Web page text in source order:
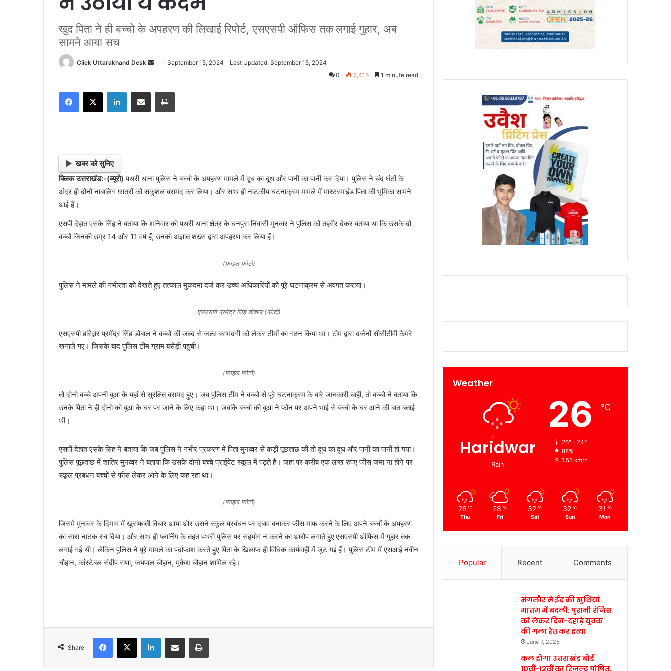
खुद पिता ने ही बच्चो के अपहरण की लिखाई रिपोर्ट, एसएसपी ऑफिस तक लगाई गुहार, अब
सामने आया सच
Click Uttarakhand Desk
a
September 15, 2024
Last Updated: September 15, 2024
0
2,415 1 minute read
खबर को सुनिए
क्लिक उत्तराखंड:-(ब्यूरो) पथरी थाना पुलिस ने बच्चो के अपहरण मामले में दूध का दूध और पानी का पानी कर दिया। पुलिस ने चंद घंटों के
अंदर ही दोनो नाबालिग छात्रों को सकुशल बरामद कर लिया। और साथ ही नाटकीय घटनाक्रम मामले में मास्टरमाइंड पिता की भूमिका सामने
आई हैं।
एसपी देहात एसके सिंह ने बताया कि शनिवार को पथरी थाना क्षेत्र के धनपुरा निवासी मुनव्वर ने पुलिस को तहरीर देकर बताया था कि उसके दो
बच्चो जिनकी उम्र 14 और 11 वर्ष हैं, उनको अज्ञात शख्स द्वारा अपहरण कर लिया हैं।
(फाइल फोटो)
पुलिस ने मामले की गंभीरता को देखते हुए तत्काल मुकदमा दर्ज कर उच्च अधिकारियों को पूरे घटनाक्रम से अवगत कराया।
एसएसपी प्रमेंद्र सिंह डोबाल:(फोटो)
एसएसपी हरिद्वार प्रमेंद्र सिंह डोबाल ने बच्चो की जल्द से जल्द बरामदगी को लेकर टीमों का गठन किया था। टीम द्वारा दर्जनों सीसीटीवी कैमरे
खंगाले गए। जिसके बाद पुलिस टीम ग्राम बसेड़ी पहुंची।
(फाइल फोटो)
तो दोनो बच्चे अपनी बुआ के यहां से सुरक्षित बरामद हुए। जब पुलिस टीम ने बच्चो से पूरे घटनाक्रम के बारे जानकारी चाही, तो बच्चो ने बताया कि
उनके पिता ने ही दोनो को बुआ के घर पर जाने के लिए कहा था। जबकि बच्चो की बुआ ने फोन पर अपने भाई से बच्चो के घर आने की बात बताई
थी।
एसपी देहात एसके सिंह ने बताया कि जब पुलिस ने गंभीर प्रकरण में पिता मुनव्वर से कड़ी पूछताछ की तो दूध का दूध और पानी का पानी हो गया।
पुलिस पूछताछ में शातिर मुनव्वर ने बताया कि उसके दोनो बच्चे प्राईवेट स्कूल में पढ़ते हैं। जहां पर करीब एक लाख रुपए फीस जमा ना होने पर
स्कूल प्रबंधन बच्चो से फीस लेकर आने के लिए कह रहा था।
(फाइल फोटो)
जिसमे मुनव्वर के दिमाग में खुराफाती विचार आया और उसने स्कूल प्रबंधन पर दबाव बनाकर फीस माफ करने के लिए अपने बच्चों के अपहरण
का सारा नाटक रच दिया। और साथ ही प्लानिंग के तहत पथरी पुलिस पर सहयोग न करने का आरोप लगाते हुए एसएसपी ऑफिस में गुहार तक
लगाई गई थी। लेकिन पुलिस ने पूरे मामले का पर्दाफाश करते हुए पिता के खिलाफ ही विधिक कार्यवाही में जुट गई हैं। पुलिस टीम में एसआई नवीन
चौहान, कांस्टेबल संदीप राणा, जयपाल चौहान, मुकेश चौहान शामिल रहे।
Share
Weather
Haridwar
Rain
26 ℃
26º - 24º
88%
1.55 km/h
26 ℃
Thu
28 ℃
Fri
32 ℃
Sat
32 ℃
Sun
31 ℃
Mon
Popular Recent Comments
मंगलौर में ईद की खुशियां
मातम में बदली: पुरानी रंजिश
को लेकर दिन-दहाड़े युवक
की गला रेत कर हत्या
June 7, 2025
कल होगा उत्तराखंड बोर्ड
10वीं-12वीं का रिजल्ट घोषित,